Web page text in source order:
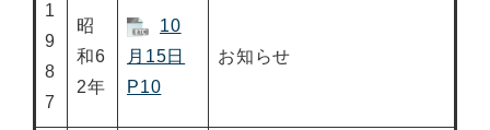
1
9
8
7
昭
和6
2年
10
月15日
P10
お知らせ